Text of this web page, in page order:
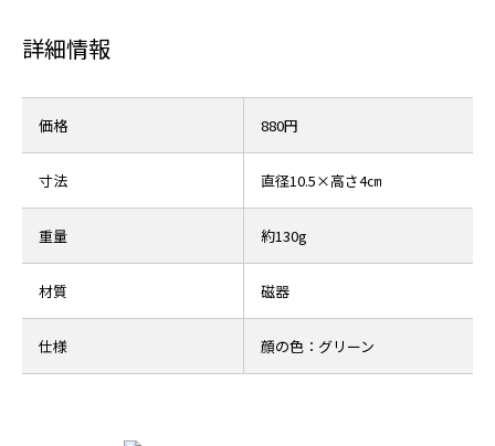
詳細情報
価格 880円
寸法 直径10.5×高さ4㎝
重量 約130g
材質 磁器
仕様 顔の色：グリーン